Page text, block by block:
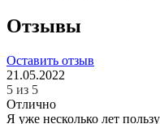
Отзывы
Оставить отзыв
21.05.2022
5 из 5
Отлично
Я уже несколько лет